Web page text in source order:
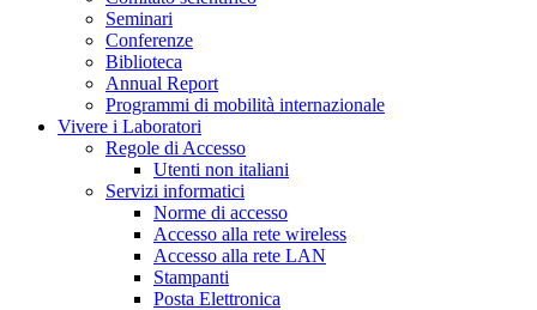
Seminari
Conferenze
Biblioteca
Annual Report
Programmi di mobilità internazionale
Vivere i Laboratori
Regole di Accesso
Utenti non italiani
Servizi informatici
Norme di accesso
Accesso alla rete wireless
Accesso alla rete LAN
Stampanti
Posta Elettronica